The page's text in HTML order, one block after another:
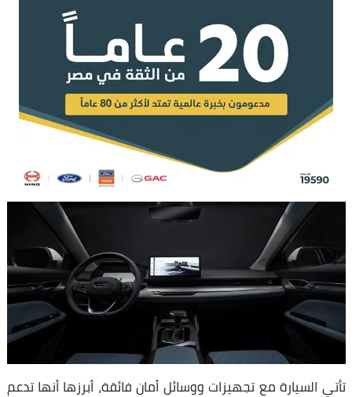
تأتي السيارة مع تجهيزات ووسائل أمان فائقة، أبرزها أنها تدعم